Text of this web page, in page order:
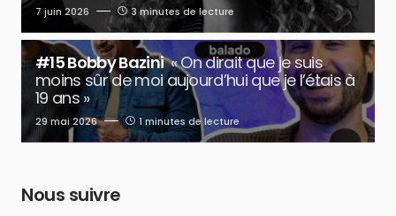
7 juin 2026 3 minutes de lecture
#15 Bobby Bazini « On dirait que je suis
moins sûr de moi aujourd’hui que je l’étais à
19 ans »
29 mai 2026 1 minutes de lecture
Nous suivre